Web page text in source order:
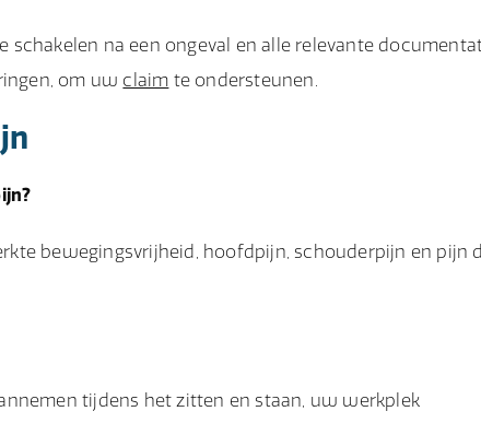
na een ongeval en alle relevante
om uw claim te ondersteunen.
bewegingsvrijheid, hoofdpijn, schouderpijn en pijn
tijdens het zitten en staan, uw werkplek